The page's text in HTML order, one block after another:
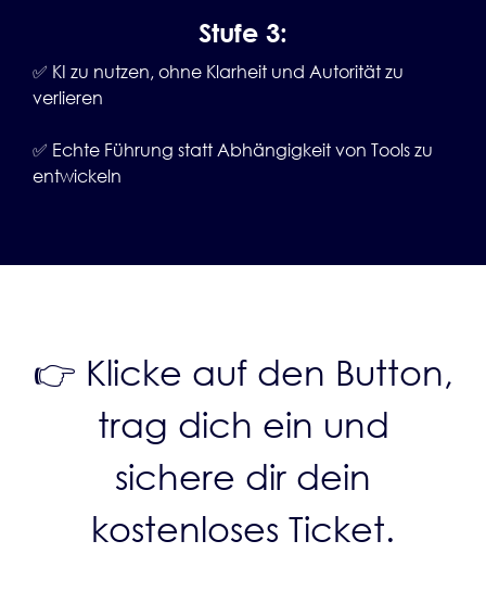
Stufe 3:
✅ KI zu nutzen, ohne Klarheit und Autorität zu
verlieren
✅ Echte Führung statt Abhängigkeit von Tools zu
entwickeln
👉 Klicke auf den Button,
trag dich ein und
sichere dir dein
kostenloses Ticket.